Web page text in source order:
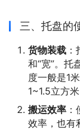
三、托盘的
货物装载
和“宽”。托
度一般是1
1~1.5立方
搬运效率
效率，也有